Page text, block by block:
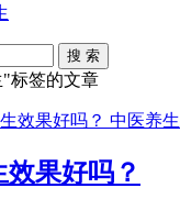
搜 索
标签的文章
中医养生
果好吗？